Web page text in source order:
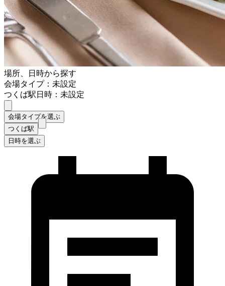
場所、日時から探す
会場タイプ：未設定
つくば駅日時：未設定
会場タイプを選ぶ
つくば駅
日時を選ぶ